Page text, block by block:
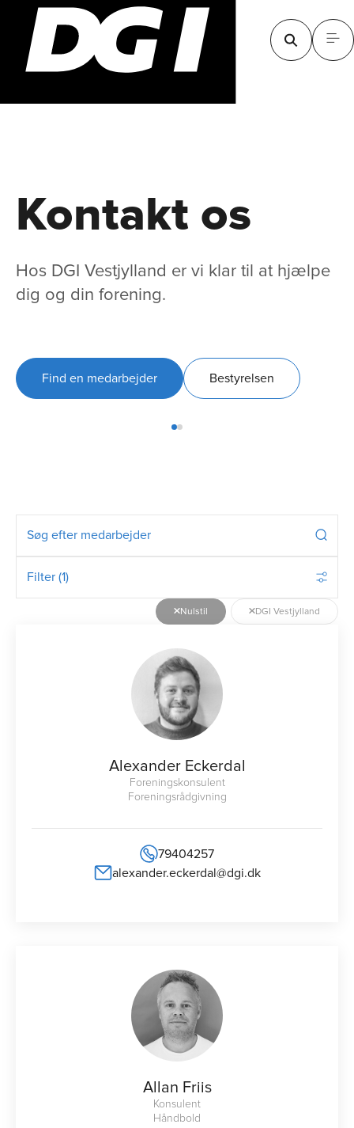
Kontakt os
Hos DGI Vestjylland er vi klar til at hjælpe
dig og din forening.
Find en medarbejder Bestyrelsen
Filter (1)
Nulstil DGI Vestjylland
Alexander Eckerdal
Foreningskonsulent
Foreningsrådgivning
79404257
alexander.eckerdal@dgi.dk
Allan Friis
Konsulent
Håndbold